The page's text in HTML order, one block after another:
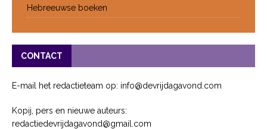
Hebreeuwse boeken
CONTACT
E-mail het redactieteam op: info@devrijdagavond.com
Kopij, pers en nieuwe auteurs:
redactiedevrijdagavond@gmail.com